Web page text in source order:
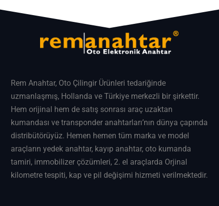
Rem Anahtar, Oto Çilingir Ürünleri tedariğinde
uzmanlaşmış, Hollanda ve Türkiye merkezli bir şirkettir.
Hem orijinal hem de satış sonrası araç uzaktan
kumandası ve transponder anahtarları’nın dünya çapında
distribütörüyüz. Hemen hemen tüm marka ve model
araçların yedek anahtar, kayıp anahtar, oto kumanda
tamiri, immobilizer çözümleri, 2. el araçlarda Orjinal
kilometre tespiti, kap ve pil değişimi hizmeti verilmektedir.